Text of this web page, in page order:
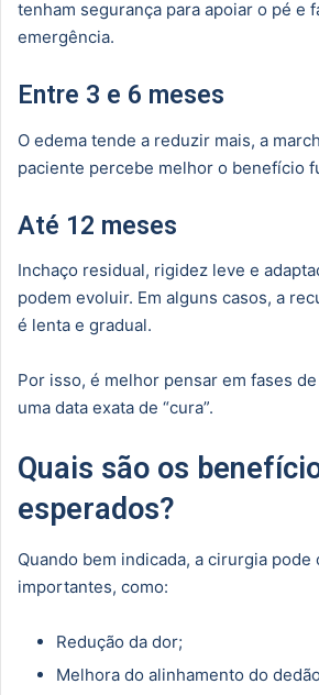
tenham segurança para apoiar o pé e
emergência.
Entre 3 e 6 meses
O edema tende a reduzir mais, a
paciente percebe melhor o benefício
Até 12 meses
Inchaço residual, rigidez leve e
podem evoluir. Em alguns casos, a
é lenta e gradual.
Por isso, é melhor pensar em fases
uma data exata de “cura”.
Quais são os
esperados?
Quando bem indicada, a cirurgia
importantes, como:
Redução da dor;
Melhora do alinhamento do